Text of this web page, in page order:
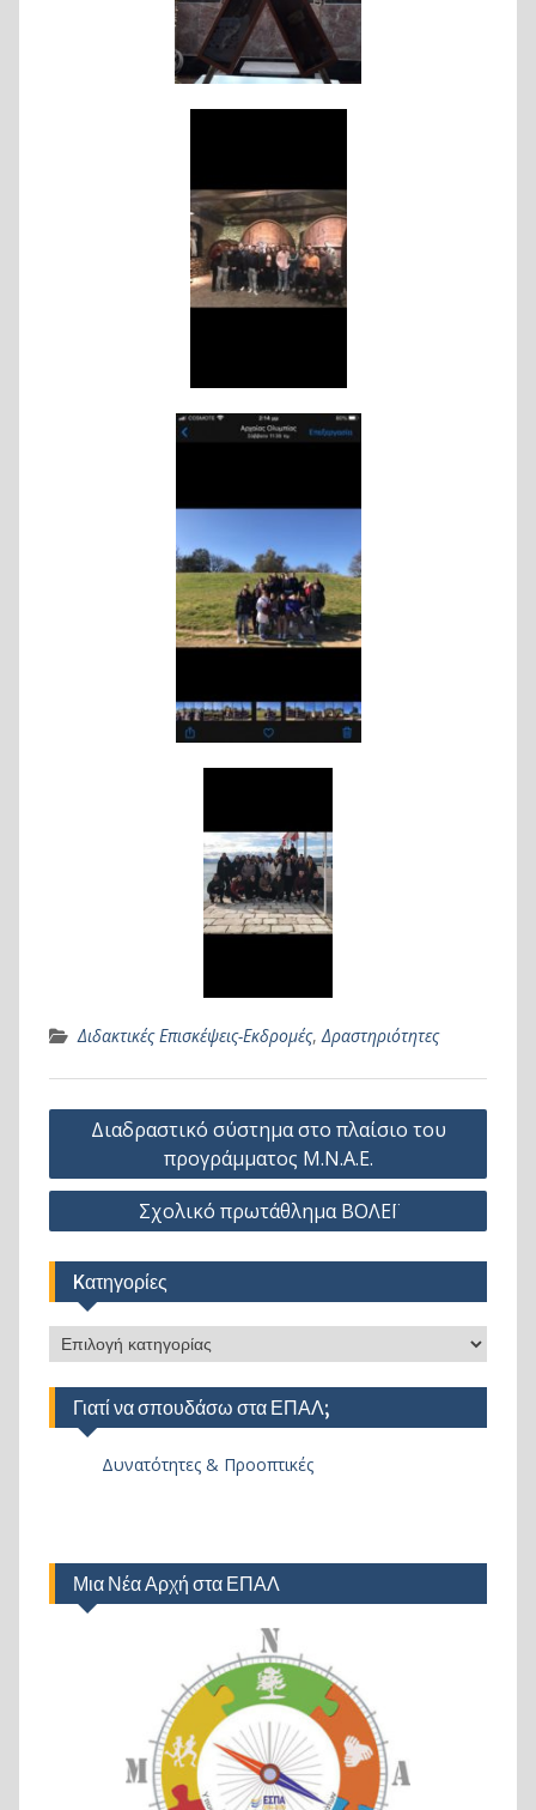
Διδακτικές Επισκέψεις-Εκδρομές,Δραστηριότητες
Πλοήγηση
Διαδραστικό σύστημα στο πλαίσιο του
προγράμματος Μ.Ν.Α.Ε.
Σχολικό πρωτάθλημα ΒΟΛΕΪ
Kατηγορίες
Kατηγορίες
Γιατί να σπουδάσω στα ΕΠΑΛ;
Δυνατότητες & Προοπτικές
Μια Νέα Αρχή στα ΕΠΑΛ